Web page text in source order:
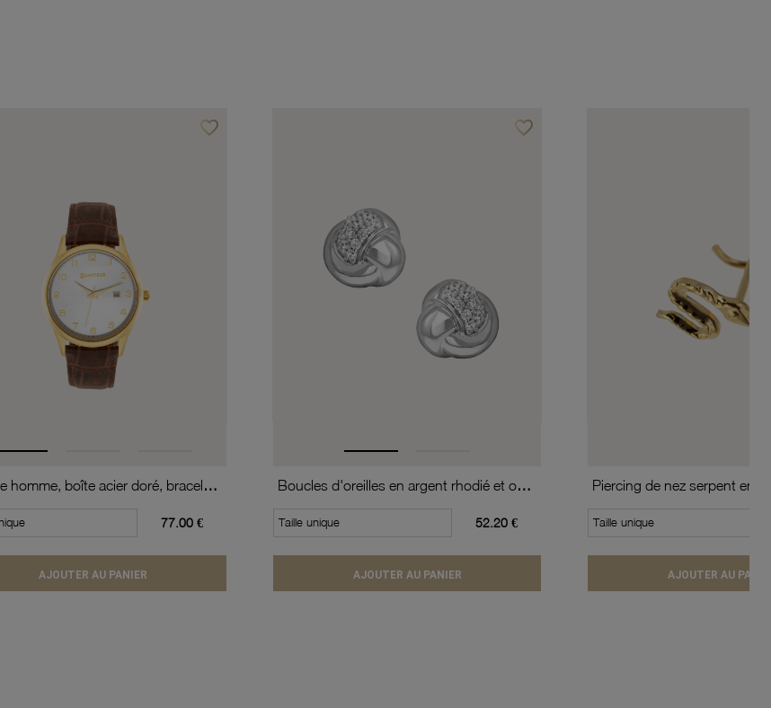
favorite_borderAjouter à vos favoris
Montre homme, boîte acier doré, bracelet cuir de vache et verre minéral
77.00 €
AJOUTER AU PANIER
favorite_borderAjouter à vos favoris
Boucles d'oreilles en argent rhodié et oxydes de zirconium
Taille unique 52.20 €
AJOUTER AU PANIER
Piercing de nez serpent en
Taille unique
AJOUTER AU